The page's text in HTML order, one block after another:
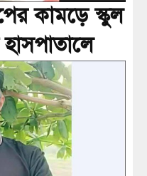
কামড়ে স্কুল